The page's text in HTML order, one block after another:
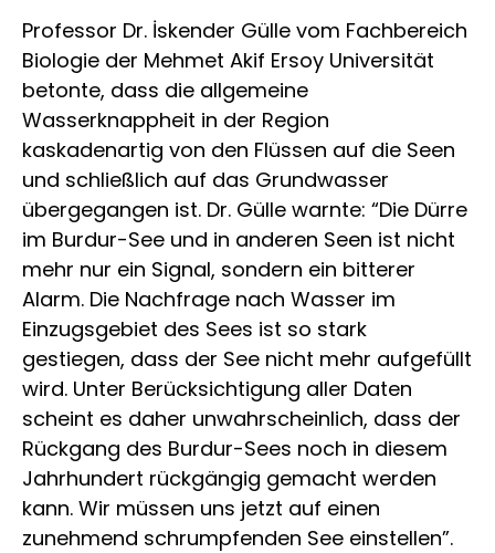
Professor Dr. İskender Gülle vom Fachbereich
Biologie der Mehmet Akif Ersoy Universität
betonte, dass die allgemeine
Wasserknappheit in der Region
kaskadenartig von den Flüssen auf die Seen
und schließlich auf das Grundwasser
übergegangen ist. Dr. Gülle warnte: “Die Dürre
im Burdur-See und in anderen Seen ist nicht
mehr nur ein Signal, sondern ein bitterer
Alarm. Die Nachfrage nach Wasser im
Einzugsgebiet des Sees ist so stark
gestiegen, dass der See nicht mehr aufgefüllt
wird. Unter Berücksichtigung aller Daten
scheint es daher unwahrscheinlich, dass der
Rückgang des Burdur-Sees noch in diesem
Jahrhundert rückgängig gemacht werden
kann. Wir müssen uns jetzt auf einen
zunehmend schrumpfenden See einstellen”.